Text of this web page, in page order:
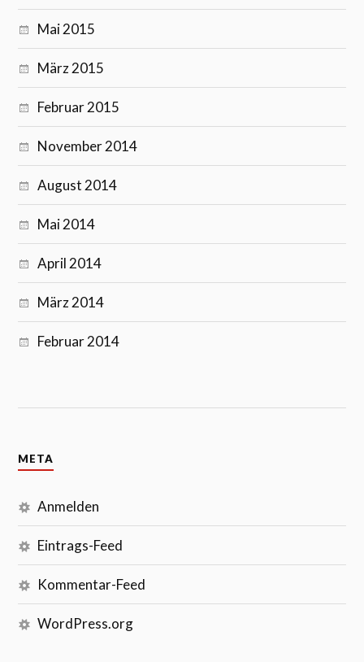
Mai 2015
März 2015
Februar 2015
November 2014
August 2014
Mai 2014
April 2014
März 2014
Februar 2014
META
Anmelden
Eintrags-Feed
Kommentar-Feed
WordPress.org